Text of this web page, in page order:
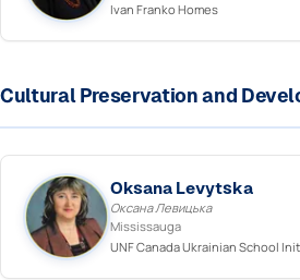
Ivan Franko Homes
Cultural Preservation and
Oksana Levytska
Оксана Левицька
Mississauga
UNF Canada Ukrainian School